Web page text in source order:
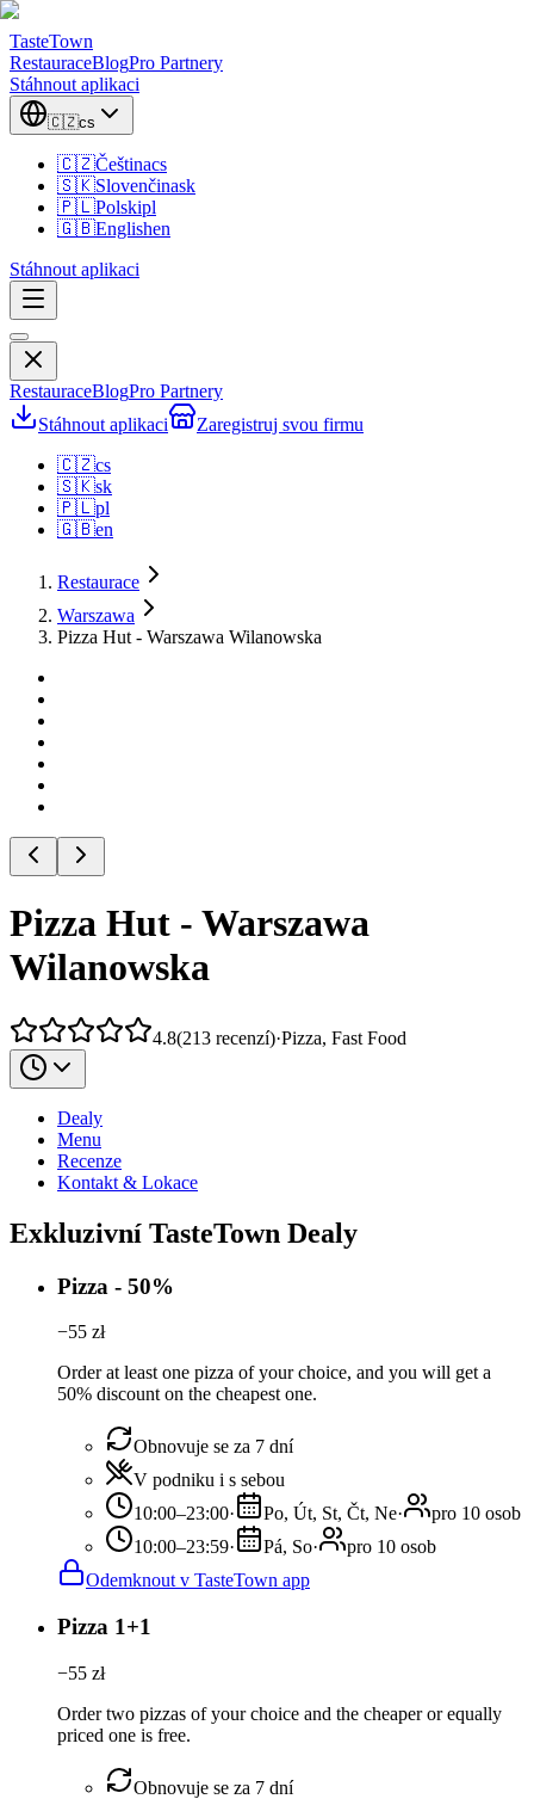
TasteTown
RestauraceBlogPro Partnery
Stáhnout aplikaci
🇨🇿cs
🇨🇿Češtinacs
🇸🇰Slovenčinask
🇵🇱Polskipl
🇬🇧Englishen
Stáhnout aplikaci
RestauraceBlogPro Partnery
Stáhnout aplikaci
Zaregistruj svou firmu
🇨🇿cs
🇸🇰sk
🇵🇱pl
🇬🇧en
Restaurace
Warszawa
Pizza Hut - Warszawa Wilanowska
Pizza Hut - Warszawa
Wilanowska
4.8(213 recenzí)·Pizza, Fast Food
Dealy
Menu
Recenze
Kontakt & Lokace
Exkluzivní TasteTown Dealy
Pizza - 50%
−55 zł
Order at least one pizza of your choice, and you will get a
50% discount on the cheapest one.
Obnovuje se za 7 dní
V podniku i s sebou
10:00–23:00· Po, Út, St, Čt, Ne·
pro 10 osob
10:00–23:59· Pá, So·
pro 10 osob
Odemknout v TasteTown app
Pizza 1+1
−55 zł
Order two pizzas of your choice and the cheaper or equally
priced one is free.
Obnovuje se za 7 dní